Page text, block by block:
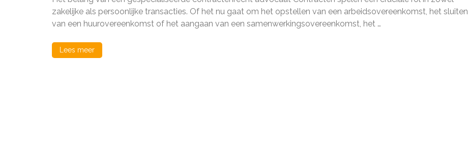
een
gespecialiseerde
contractenrecht
zakelijke als persoonlijke transacties. Of het nu gaat om het opstellen van een arbeidsovereenkomst, het sluiten
van een huurovereenkomst of het aangaan van een samenwerkingsovereenkomst, het …
Lees meer